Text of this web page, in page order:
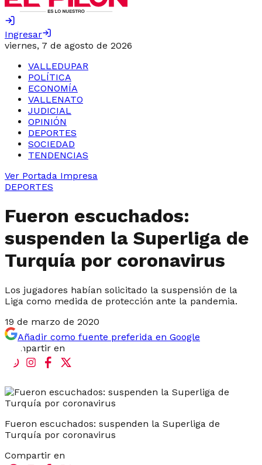
Ingresar
viernes, 7 de agosto de 2026
VALLEDUPAR
POLÍTICA
ECONOMÍA
VALLENATO
JUDICIAL
OPINIÓN
DEPORTES
SOCIEDAD
TENDENCIAS
Ver Portada Impresa
DEPORTES
Fueron escuchados:
suspenden la Superliga de
Turquía por coronavirus
Los jugadores habían solicitado la suspensión de la
Liga como medida de protección ante la pandemia.
19 de marzo de 2020
Añadir como fuente preferida en Google
Compartir en
Fueron escuchados: suspenden la Superliga de
Turquía por coronavirus
Compartir en